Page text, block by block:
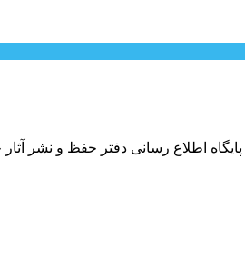
اطلاع رسانی دفتر حفظ و نشر